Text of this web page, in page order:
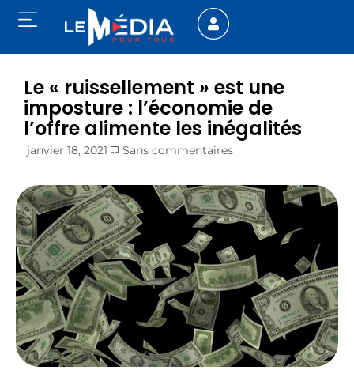
Le « ruissellement » est une
imposture : l’économie de
l’offre alimente les inégalités
janvier 18, 2021 Sans commentaires